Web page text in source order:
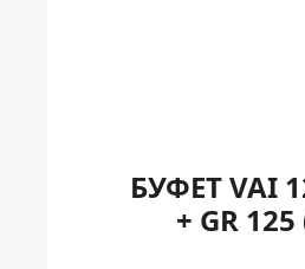
БУФЕТ VAI
+ GR